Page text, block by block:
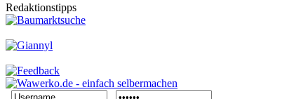
Redaktionstipps